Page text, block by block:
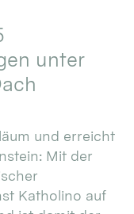
unter
und erreicht
Mit der
Katholino auf